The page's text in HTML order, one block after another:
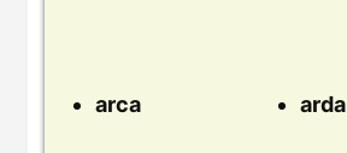
arca arda